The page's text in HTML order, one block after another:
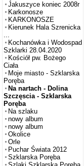
Jakuszyce koniec 2008r
Karkonosze
KARKONOSZE
Kierunek Hala Szrenicka
...
Kochanówka i Wodospad
Szklarki 28.04.2020
Kościół pw. Bożego
Ciała
Moje miasto - Szklarska
Poręba
Na nartach - Dolina
Szczęscia - Szklarska
Poręba
Na szlaku
nowy album
nowy album
Okolice
Orle
Puchar Świata 2012
Szklarska Poręba